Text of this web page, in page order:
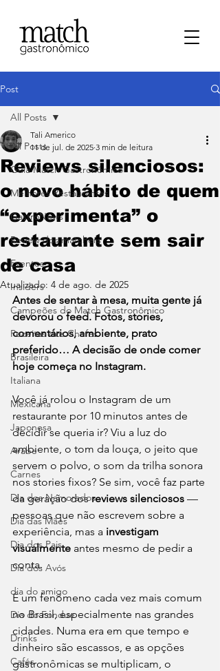
Post
All Posts
⁠Guia Match Gastronômico
Melhores Restaurantes
⁠GastroNews
Review dos matchers
Eventos
⁠Insiders
Campeões do Match Gastronômico
Receitas dos Chefes
Brasileira
Italiana
Mexicana
Japonesa
Arabe
Carnes
Dia dos Namorados
Dia das Mães
Dia dos Pais
Dia dos Avós
dia do amigo
Dia do Fondue
Drinks
Cafés
All Posts
Reviews silenciosos:
o novo hábito de quem
“experimenta” o
restaurante sem sair
de casa
Tali Americo
11 de jul. de 2025 3 min de leitura
Atualizado: 4 de ago. de 2025
Antes de sentar à mesa, muita gente já
devorou o feed. Fotos, stories,
comentários, ambiente, prato
preferido… A decisão de onde comer
hoje começa no Instagram.
Você já rolou o Instagram de um
restaurante por 10 minutos antes de
decidir se queria ir? Viu a luz do
ambiente, o tom da louça, o jeito que
servem o polvo, o som da trilha sonora
nos stories fixos? Se sim, você faz parte
da geração dos reviews silenciosos —
pessoas que não escrevem sobre a
experiência, mas a investigam
visualmente antes mesmo de pedir a
conta.
É um fenômeno cada vez mais comum
no Brasil, especialmente nas grandes
cidades. Numa era em que tempo e
dinheiro são escassos, e as opções
gastronômicas se multiplicam, o